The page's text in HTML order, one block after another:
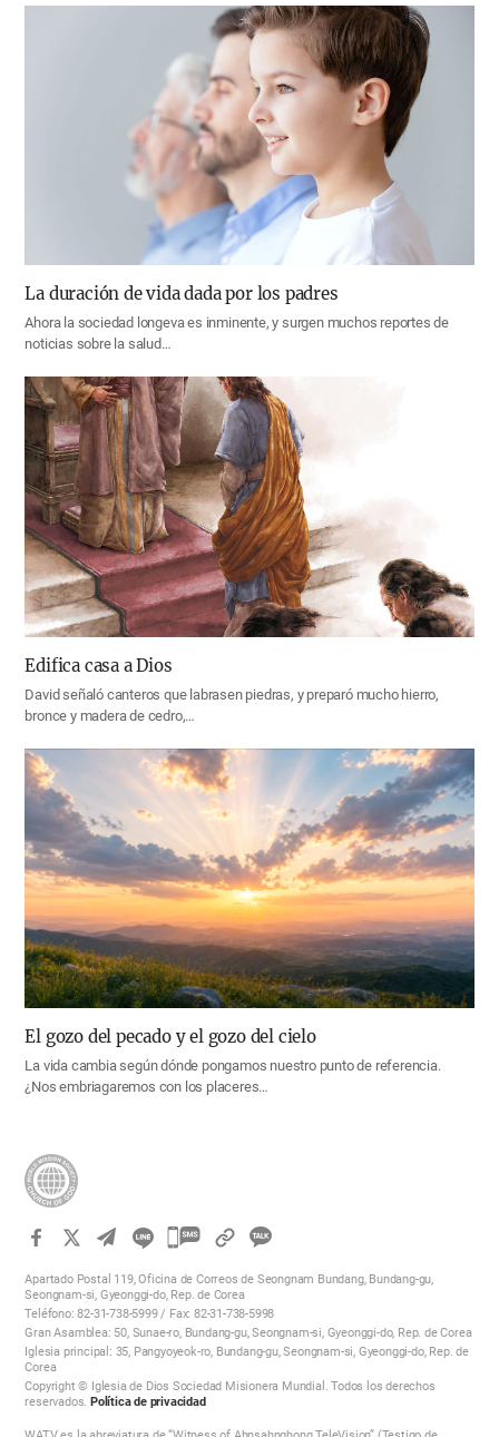
La duración de vida dada por los padres
Ahora la sociedad longeva es inminente, y surgen muchos reportes de
noticias sobre la salud…
Edifica casa a Dios
David señaló canteros que labrasen piedras, y preparó mucho hierro,
bronce y madera de cedro,…
El gozo del pecado y el gozo del cielo
La vida cambia según dónde pongamos nuestro punto de referencia.
¿Nos embriagaremos con los placeres…
카
톡
공
Apartado Postal 119, Oficina de Correos de Seongnam Bundang, Bundang-gu,
Seongnam-si, Gyeonggi-do, Rep. de Corea
Teléfono: 82-31-738-5999 / Fax: 82-31-738-5998
Gran Asamblea: 50, Sunae-ro, Bundang-gu, Seongnam-si, Gyeonggi-do, Rep. de Corea
Iglesia principal: 35, Pangyoyeok-ro, Bundang-gu, Seongnam-si, Gyeonggi-do, Rep. de
Corea
Copyright © Iglesia de Dios Sociedad Misionera Mundial. Todos los derechos
reservados. Política de privacidad